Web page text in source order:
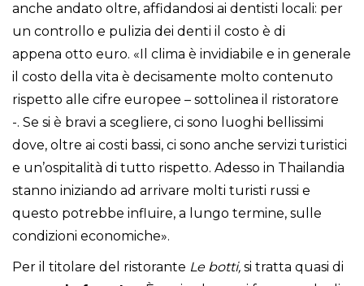
anche andato oltre, affidandosi ai dentisti locali: per
un controllo e pulizia dei denti il costo è di
appena otto euro. «Il clima è invidiabile e in generale
il costo della vita è decisamente molto contenuto
rispetto alle cifre europee – sottolinea il ristoratore
-. Se si è bravi a scegliere, ci sono luoghi bellissimi
dove, oltre ai costi bassi, ci sono anche servizi turistici
e un’ospitalità di tutto rispetto. Adesso in Thailandia
stanno iniziando ad arrivare molti turisti russi e
questo potrebbe influire, a lungo termine, sulle
condizioni economiche».
Per il titolare del ristorante Le botti, si tratta quasi di